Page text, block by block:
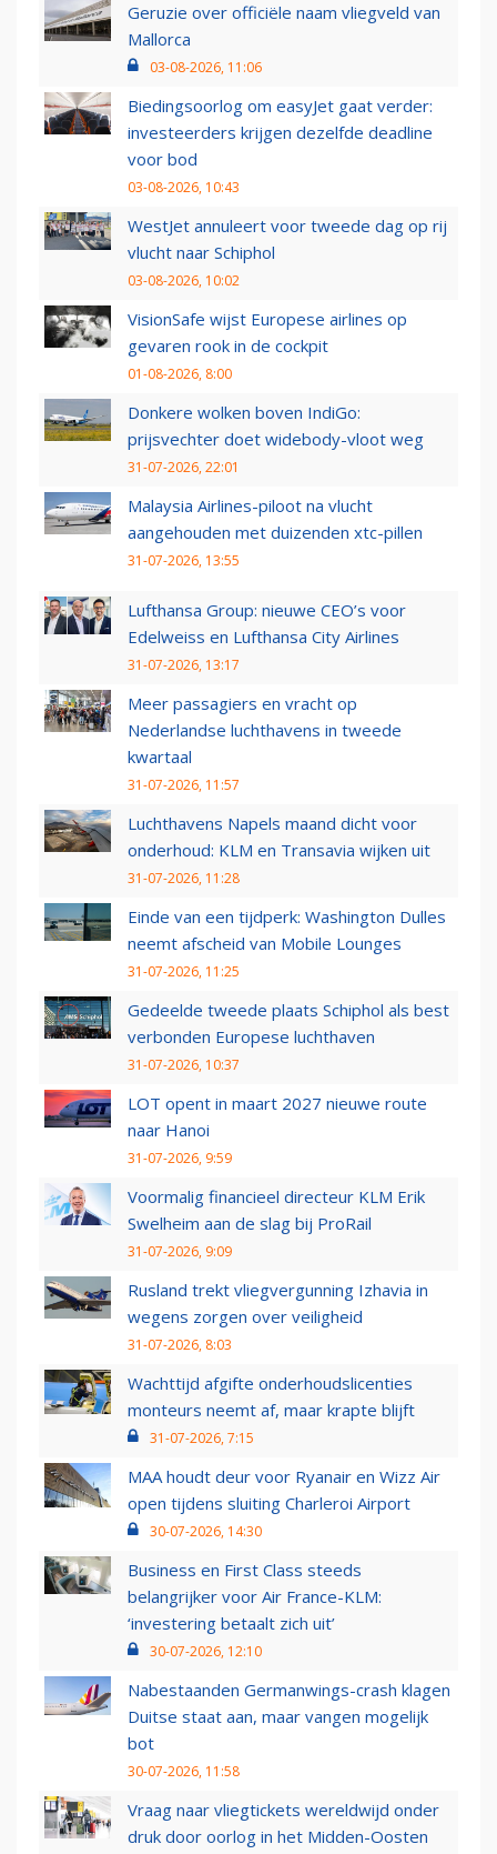
Geruzie over officiële naam vliegveld van
Mallorca
03-08-2026, 11:06
Biedingsoorlog om easyJet gaat verder:
investeerders krijgen dezelfde deadline
voor bod
03-08-2026, 10:43
WestJet annuleert voor tweede dag op rij
vlucht naar Schiphol
03-08-2026, 10:02
VisionSafe wijst Europese airlines op
gevaren rook in de cockpit
01-08-2026, 8:00
Donkere wolken boven IndiGo:
prijsvechter doet widebody-vloot weg
31-07-2026, 22:01
Malaysia Airlines-piloot na vlucht
aangehouden met duizenden xtc-pillen
31-07-2026, 13:55
Lufthansa Group: nieuwe CEO’s voor
Edelweiss en Lufthansa City Airlines
31-07-2026, 13:17
Meer passagiers en vracht op
Nederlandse luchthavens in tweede
kwartaal
31-07-2026, 11:57
Luchthavens Napels maand dicht voor
onderhoud: KLM en Transavia wijken uit
31-07-2026, 11:28
Einde van een tijdperk: Washington Dulles
neemt afscheid van Mobile Lounges
31-07-2026, 11:25
Gedeelde tweede plaats Schiphol als best
verbonden Europese luchthaven
31-07-2026, 10:37
LOT opent in maart 2027 nieuwe route
naar Hanoi
31-07-2026, 9:59
Voormalig financieel directeur KLM Erik
Swelheim aan de slag bij ProRail
31-07-2026, 9:09
Rusland trekt vliegvergunning Izhavia in
wegens zorgen over veiligheid
31-07-2026, 8:03
Wachttijd afgifte onderhoudslicenties
monteurs neemt af, maar krapte blijft
31-07-2026, 7:15
MAA houdt deur voor Ryanair en Wizz Air
open tijdens sluiting Charleroi Airport
30-07-2026, 14:30
Business en First Class steeds
belangrijker voor Air France-KLM:
‘investering betaalt zich uit’
30-07-2026, 12:10
Nabestaanden Germanwings-crash klagen
Duitse staat aan, maar vangen mogelijk
bot
30-07-2026, 11:58
Vraag naar vliegtickets wereldwijd onder
druk door oorlog in het Midden-Oosten